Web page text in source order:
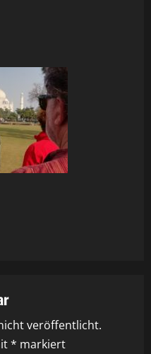
veröffentlicht.
* markiert